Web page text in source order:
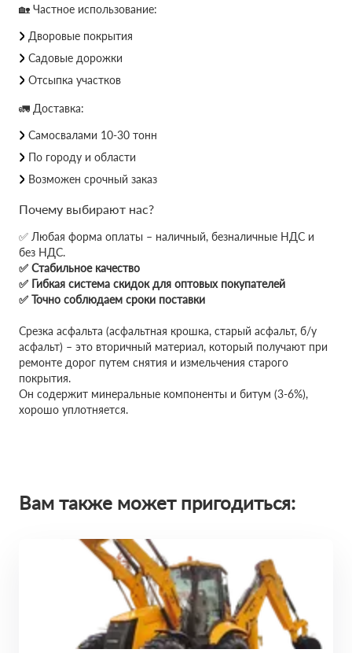
🏡 Частное использование:
Дворовые покрытия
Садовые дорожки
Отсыпка участков
🚛 Доставка:
Самосвалами 10-30 тонн
По городу и области
Возможен срочный заказ
Почему выбирают нас?
✅ Любая форма оплаты – наличный, безналичные НДС и
без НДС.
✅ Стабильное качество
✅ Гибкая система скидок для оптовых покупателей
✅ Точно соблюдаем сроки поставки
Срезка асфальта (асфальтная крошка, старый асфальт, б/у
асфальт) – это вторичный материал, который получают при
ремонте дорог путем снятия и измельчения старого
покрытия.
Он содержит минеральные компоненты и битум (3-6%),
хорошо уплотняется.
Вам также может пригодиться: